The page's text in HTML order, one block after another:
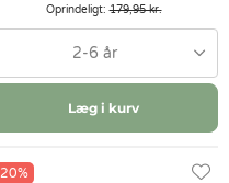
Oprindeligt:179,95 kr.
2-6 år
Læg i kurv
20%